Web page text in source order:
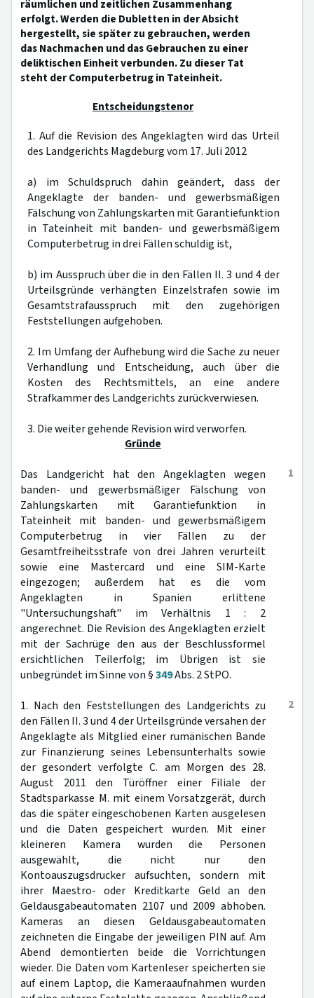
räumlichen und zeitlichen Zusammenhang
erfolgt. Werden die Dubletten in der Absicht
hergestellt, sie später zu gebrauchen, werden
das Nachmachen und das Gebrauchen zu einer
deliktischen Einheit verbunden. Zu dieser Tat
steht der Computerbetrug in Tateinheit.
Entscheidungstenor
1. Auf die Revision des Angeklagten wird das Urteil
des Landgerichts Magdeburg vom 17. Juli 2012
a) im Schuldspruch dahin geändert, dass der
Angeklagte der banden- und gewerbsmäßigen
Fälschung von Zahlungskarten mit Garantiefunktion
in Tateinheit mit banden- und gewerbsmäßigem
Computerbetrug in drei Fällen schuldig ist,
b) im Ausspruch über die in den Fällen II. 3 und 4 der
Urteilsgründe verhängten Einzelstrafen sowie im
Gesamtstrafausspruch mit den zugehörigen
Feststellungen aufgehoben.
2. Im Umfang der Aufhebung wird die Sache zu neuer
Verhandlung und Entscheidung, auch über die
Kosten des Rechtsmittels, an eine andere
Strafkammer des Landgerichts zurückverwiesen.
3. Die weiter gehende Revision wird verworfen.
Gründe
1
Das Landgericht hat den Angeklagten wegen
banden- und gewerbsmäßiger Fälschung von
Zahlungskarten mit Garantiefunktion in
Tateinheit mit banden- und gewerbsmäßigem
Computerbetrug in vier Fällen zu der
Gesamtfreiheitsstrafe von drei Jahren verurteilt
sowie eine Mastercard und eine SIM-Karte
eingezogen; außerdem hat es die vom
Angeklagten in Spanien erlittene
"Untersuchungshaft" im Verhältnis 1 : 2
angerechnet. Die Revision des Angeklagten erzielt
mit der Sachrüge den aus der Beschlussformel
ersichtlichen Teilerfolg; im Übrigen ist sie
unbegründet im Sinne von §349Abs. 2 StPO.
2
1. Nach den Feststellungen des Landgerichts zu
den Fällen II. 3 und 4 der Urteilsgründe versahen der
Angeklagte als Mitglied einer rumänischen Bande
zur Finanzierung seines Lebensunterhalts sowie
der gesondert verfolgte C. am Morgen des 28.
August 2011 den Türöffner einer Filiale der
Stadtsparkasse M. mit einem Vorsatzgerät, durch
das die später eingeschobenen Karten ausgelesen
und die Daten gespeichert wurden. Mit einer
kleineren Kamera wurden die Personen
ausgewählt, die nicht nur den
Kontoauszugsdrucker aufsuchten, sondern mit
ihrer Maestro- oder Kreditkarte Geld an den
Geldausgabeautomaten 2107 und 2009 abhoben.
Kameras an diesen Geldausgabeautomaten
zeichneten die Eingabe der jeweiligen PIN auf. Am
Abend demontierten beide die Vorrichtungen
wieder. Die Daten vom Kartenleser speicherten sie
auf einem Laptop, die Kameraaufnahmen wurden